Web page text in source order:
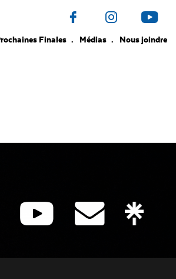
Finales Médias Nous joindre